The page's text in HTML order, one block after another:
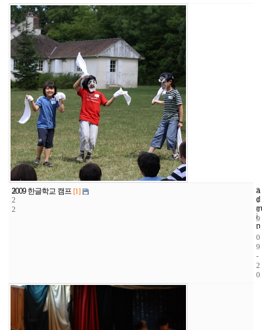
3
2
2
2009 한글학교 캠프 [1]
a
d
m
i
n
2
1
1
2
0
0
9
-
0
9
-
2
0